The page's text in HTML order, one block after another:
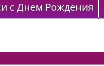
с Днем Рождения